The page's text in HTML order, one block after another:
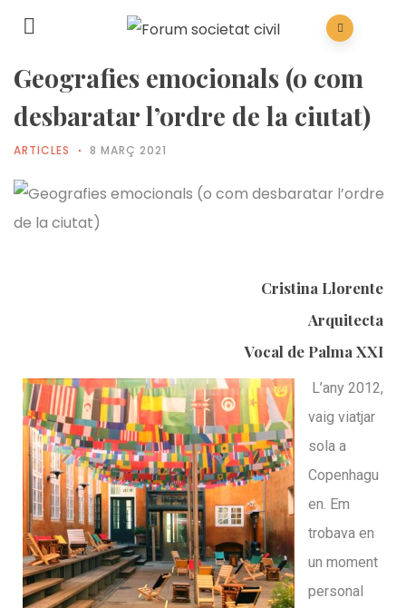
Geografies emocionals (o com
desbaratar l’ordre de la ciutat)
ARTICLES 8 MARÇ 2021
Cristina Llorente
Arquitecta
Vocal de Palma XXI
L’any 2012,
vaig viatjar
sola a
Copenhagu
en. Em
trobava en
un moment
personal